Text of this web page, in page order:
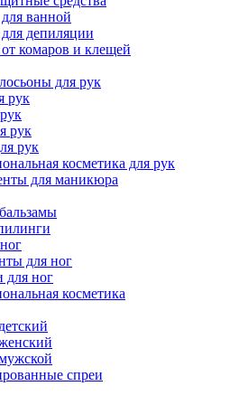
ванной
депиляции
комаров и клещей
для рук
рук
рук
рук
косметика для рук
для маникюра
для ног
для ног
косметика
спреи